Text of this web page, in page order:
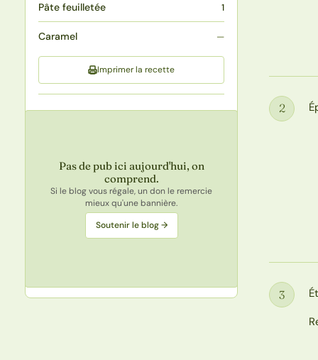
Pâte feuilletée 1
Caramel —
Imprimer la recette
Pas de pub ici aujourd'hui, on
comprend.
Si le blog vous régale, un don le remercie
mieux qu'une bannière.
Soutenir le blog →
Étape
2
Étape
3